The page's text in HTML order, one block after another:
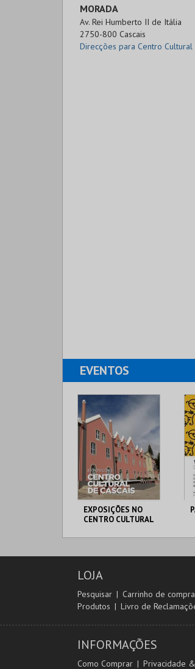
MORADA
Av. Rei Humberto II de Itália
2750-800 Cascais
Direcções para Centro Cultural
EVENTOS
EXPOSIÇÕES NO
CENTRO CULTURAL
CASCAIS
COMPRAR
LOJA
Pesquisar Carrinho de
Produtos
Livro de
INFORMAÇÕES
Como Comprar Privacidade